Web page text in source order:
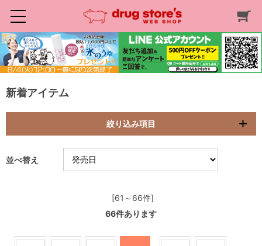
新着アイテム
絞り込み項目
並べ替え
[61～66件]
66件あります